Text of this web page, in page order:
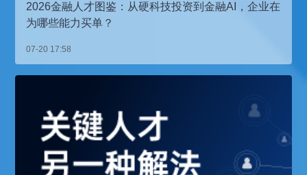
2026金融人才图鉴：从硬科技投资到金融AI，企业在
为哪些能力买单？
07-20 17:58